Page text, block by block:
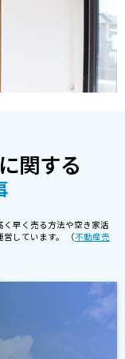
関する
く早く売る方法や空き家活
しています。 （不動産売